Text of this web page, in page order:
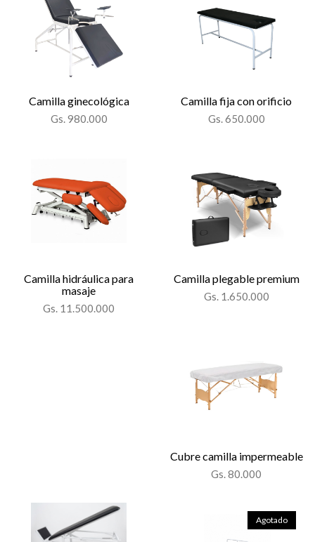
Camilla ginecológica
Gs. 980.000
Camilla fija con orificio
Gs. 650.000
Camilla hidráulica para
masaje
Gs. 11.500.000
Camilla plegable premium
Gs. 1.650.000
Cubre camilla impermeable
Gs. 80.000
Agotado